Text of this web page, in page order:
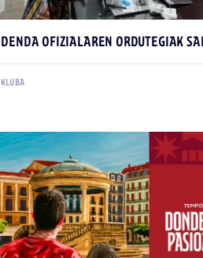
DENDA OFIZIALAREN ORDUTEGIAK
KLUBA